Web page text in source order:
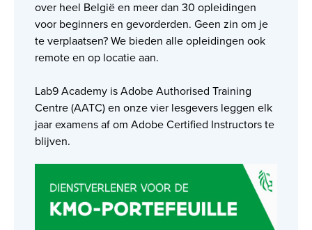
over heel België en meer dan 30 opleidingen
voor beginners en gevorderden. Geen zin om je
te verplaatsen? We bieden alle opleidingen ook
remote en op locatie aan.
Lab9 Academy is Adobe Authorised Training
Centre (AATC) en onze vier lesgevers leggen elk
jaar examens af om Adobe Certified Instructors te
blijven.